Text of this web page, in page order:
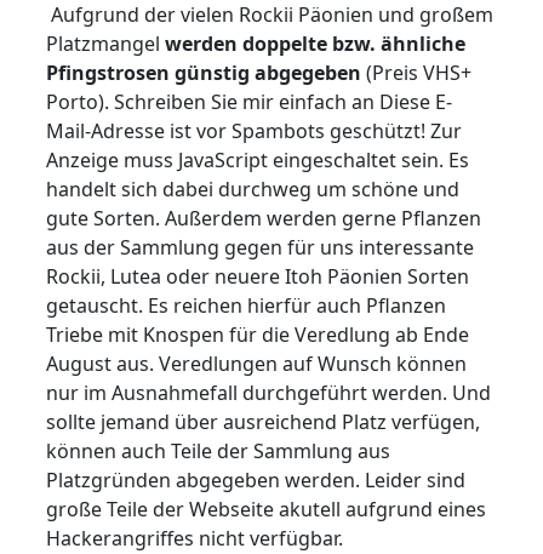
Aufgrund der vielen Rockii Päonien und großem
Platzmangelwerden doppelte bzw. ähnliche
Pfingstrosen günstig abgegeben (Preis VHS+
Porto). Schreiben Sie mir einfach an Diese E-
Mail-Adresse ist vor Spambots geschützt! Zur
Anzeige muss JavaScript eingeschaltet sein. Es
handelt sich dabei durchweg um schöne und
gute Sorten. Außerdem werden gerne Pflanzen
aus der Sammlung gegen für uns interessante
Rockii, Lutea oder neuere Itoh Päonien Sorten
getauscht. Es reichen hierfür auch Pflanzen
Triebe mit Knospen für die Veredlung ab Ende
August aus. Veredlungen auf Wunsch können
nur im Ausnahmefall durchgeführt werden. Und
sollte jemand über ausreichend Platz verfügen,
können auch Teile der Sammlung aus
Platzgründen abgegeben werden. Leider sind
große Teile der Webseite akutell aufgrund eines
Hackerangriffes nicht verfügbar.